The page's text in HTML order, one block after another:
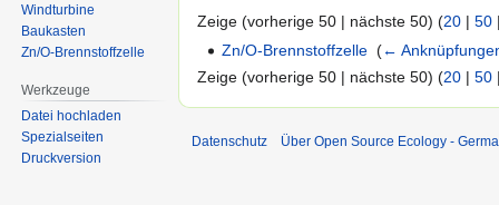
Zeige (vorherige 50 | nächste 50) (20 | 50
Zn/O-Brennstoffzelle ‎(←
Zeige (vorherige 50 | nächste 50) (20 | 50
Windturbine
Baukasten
Zn/O-Brennstoffzelle
Werkzeuge
Datei hochladen
Spezialseiten
Druckversion
Datenschutz Über Open Source Ecology -